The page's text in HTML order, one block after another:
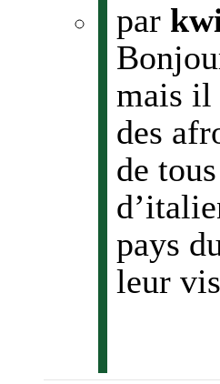
par
mais il
des
de
pays
leur